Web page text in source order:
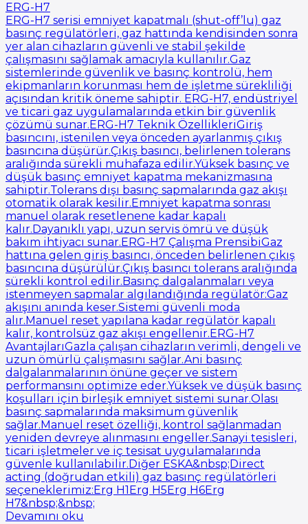
ERG-H7
ERG-H7 serisi emniyet kapatmalı (shut-off’lu) gaz
basınç regülatörleri, gaz hattında kendisinden sonra
yer alan cihazların güvenli ve stabil şekilde
çalışmasını sağlamak amacıyla kullanılır.Gaz
sistemlerinde güvenlik ve basınç kontrolü, hem
ekipmanların korunması hem de işletme sürekliliği
açısından kritik öneme sahiptir. ERG-H7, endüstriyel
ve ticari gaz uygulamalarında etkin bir güvenlik
çözümü sunar.ERG-H7 Teknik ÖzellikleriGiriş
basıncını, istenilen veya önceden ayarlanmış çıkış
basıncına düşürür.Çıkış basıncı, belirlenen tolerans
aralığında sürekli muhafaza edilir.Yüksek basınç ve
düşük basınç emniyet kapatma mekanizmasına
sahiptir.Tolerans dışı basınç sapmalarında gaz akışı
otomatik olarak kesilir.Emniyet kapatma sonrası
manuel olarak resetlenene kadar kapalı
kalır.Dayanıklı yapı, uzun servis ömrü ve düşük
bakım ihtiyacı sunar.ERG-H7 Çalışma PrensibiGaz
hattına gelen giriş basıncı, önceden belirlenen çıkış
basıncına düşürülür.Çıkış basıncı tolerans aralığında
sürekli kontrol edilir.Basınç dalgalanmaları veya
istenmeyen sapmalar algılandığında regülatör:Gaz
akışını anında keser.Sistemi güvenli moda
alır.Manuel reset yapılana kadar regülatör kapalı
kalır, kontrolsüz gaz akışı engellenir.ERG-H7
AvantajlarıGazla çalışan cihazların verimli, dengeli ve
uzun ömürlü çalışmasını sağlar.Ani basınç
dalgalanmalarının önüne geçer ve sistem
performansını optimize eder.Yüksek ve düşük basınç
koşulları için birleşik emniyet sistemi sunar.Olası
basınç sapmalarında maksimum güvenlik
sağlar.Manuel reset özelliği, kontrol sağlanmadan
yeniden devreye alınmasını engeller.Sanayi tesisleri,
ticari işletmeler ve iç tesisat uygulamalarında
güvenle kullanılabilir.Diğer ESKA&nbsp;Direct
acting (doğrudan etkili) gaz basınç regülatörleri
seçeneklerimiz:Erg H1Erg H5Erg H6Erg
H7&nbsp;&nbsp;
Devamını oku